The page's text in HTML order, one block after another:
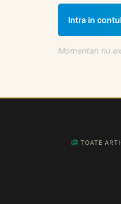
Intra in
Momentan nu
TOATE